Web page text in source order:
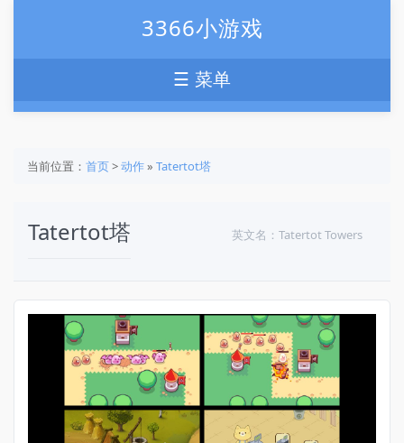
3366小游戏
☰ 菜单
当前位置： 首页>动作» Tatertot塔
Tatertot塔 英文名：Tatertot Towers